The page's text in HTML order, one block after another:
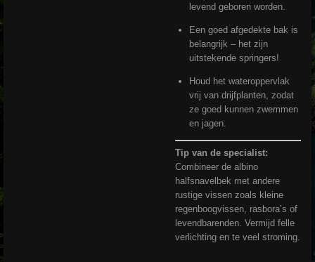
levend geboren worden.
Een goed afgedekte bak is
belangrijk – het zijn
uitstekende springers!
Houd het wateroppervlak
vrij van drijfplanten, zodat
ze goed kunnen zwemmen
en jagen.
Tip van de specialist:
Combineer de albino
halfsnavelbek met andere
rustige vissen zoals kleine
regenboogvissen, rasbora’s of
levendbarenden. Vermijd felle
verlichting en te veel stroming.